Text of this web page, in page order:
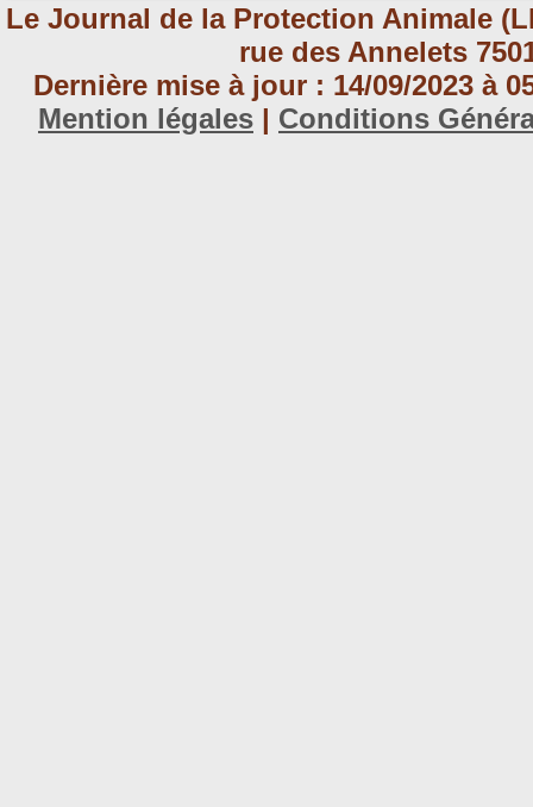
Le Journal de la Protection Animale
rue des Annelets
Dernière mise à jour : 14/09/2023 à
Mention légales | Conditions